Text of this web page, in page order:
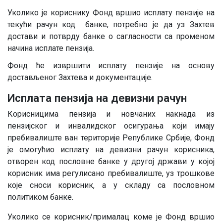
Уколико је кориснику Фонд вршио исплату пензије на
текући рачун код банке, потребно је да уз Захтев
достави и потврду банке о сагласности са променом
начина исплате пензија.
Фонд ће извршити исплату пензије на основу
достављеног Захтева и документације.
Исплата пензија на девизни рачун
Корисницима пензија и новчаних накнада из
пензијског и инвалидског осигурања који имају
пребивалиште ван територије Републике Србије, Фонд
је омогућио исплату на девизни рачун корисника,
отворен код пословне банке у другој држави у којој
корисник има регулисано пребивалиште, уз трошкове
које сноси корисник, а у складу са пословном
политиком банке.
Уколико се корисник/прималац коме је Фонд вршио